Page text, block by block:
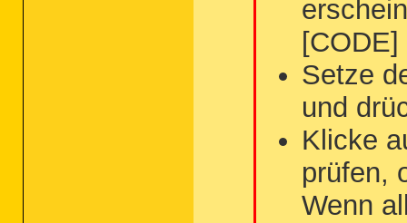
Setze
und
Klicke
prüfen,
Wenn